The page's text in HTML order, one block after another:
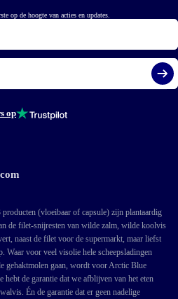
op de hoogte van acties en updates.
op
(vloeibaar of capsule) zijn plantaardig
de filet-snijresten van wilde zalm, wilde koolvis
naast de filet voor de supermarkt, maar liefst
Waar voor veel visolie hele scheepsladingen
gehaktmolen gaan, wordt voor Arctic Blue
hebt de garantie dat we afblijven van het eten
Én de garantie dat er geen nadelige